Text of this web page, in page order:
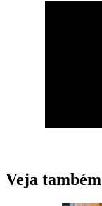
Veja também